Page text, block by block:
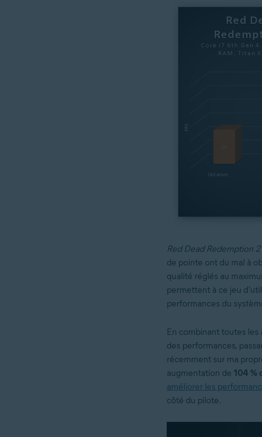
Red Dead Redemption 2
de pointe ont du mal à
qualité réglés au
permettent à ce jeu
performances du
En combinant toutes
des performances,
récemment sur ma
augmentation de 104 %
améliorer les
côté du pilote.